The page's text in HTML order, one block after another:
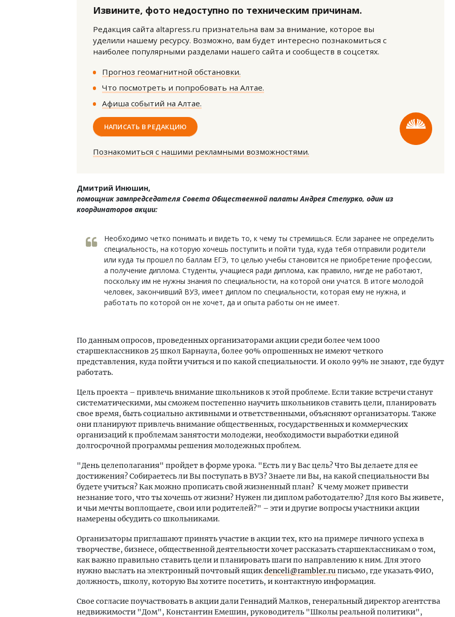
Извините, фото недоступно по техническим причинам.
Редакция сайта altapress.ru признательна вам за внимание, которое вы
уделили нашему ресурсу. Возможно, вам будет интересно познакомиться с
наиболее популярными разделами нашего сайта и сообществ в соцсетях.
Прогноз геомагнитной обстановки.
Что посмотреть и попробовать на Алтае.
Афиша событий на Алтае.
НАПИСАТЬ В РЕДАКЦИЮ
Познакомиться с нашими рекламными возможностями.
Дмитрий Инюшин,
помощник зампредседателя Совета Общественной палаты Андрея Степурко, один из
координаторов акции:
Необходимо четко понимать и видеть то, к чему ты стремишься. Если заранее не определить
специальность, на которую хочешь поступить и пойти туда, куда тебя отправили родители
или куда ты прошел по баллам ЕГЭ, то целью учебы становится не приобретение профессии,
а получение диплома. Студенты, учащиеся ради диплома, как правило, нигде не работают,
поскольку им не нужны знания по специальности, на которой они учатся. В итоге молодой
человек, закончивший ВУЗ, имеет диплом по специальности, которая ему не нужна, и
работать по которой он не хочет, да и опыта работы он не имеет.
По данным опросов, проведенных организаторами акции среди более чем 1000
старшеклассников 25 школ Барнаула, более 90% опрошенных не имеют четкого
представления, куда пойти учиться и по какой специальности. И около 99% не знают, где будут
работать.
Цель проекта – привлечь внимание школьников к этой проблеме. Если такие встречи станут
систематическими, мы сможем постепенно научить школьников ставить цели, планировать
свое время, быть социально активными и ответственными, объясняют организаторы. Также
они планируют привлечь внимание общественных, государственных и коммерческих
организаций к проблемам занятости молодежи, необходимости выработки единой
долгосрочной программы решения молодежных проблем.
"День целеполагания" пройдет в форме урока. "Есть ли у Вас цель? Что Вы делаете для ее
достижения? Собираетесь ли Вы поступать в ВУЗ? Знаете ли Вы, на какой специальности Вы
будете учиться? Как можно прописать свой жизненный план? К чему может привести
незнание того, что ты хочешь от жизни? Нужен ли диплом работодателю? Для кого Вы живете,
и чьи мечты воплощаете, свои или родителей?" – эти и другие вопросы участники акции
намерены обсудить со школьниками.
Организаторы приглашают принять участие в акции тех, кто на примере личного успеха в
творчестве, бизнесе, общественной деятельности хочет рассказать старшеклассникам о том,
как важно правильно ставить цели и планировать шаги по направлению к ним. Для этого
нужно выслать на электронный почтовый ящикdenceli@rambler.ruписьмо, где указать ФИО,
должность, школу, которую Вы хотите посетить, и контактную информация.
Свое согласие поучаствовать в акции дали Геннадий Малков, генеральный директор агентства
недвижимости "Дом", Константин Емешин, руководитель "Школы реальной политики",
СТРОИТЕЛЬСТВО
панели меняют правила